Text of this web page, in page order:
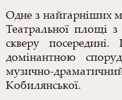
Одне з найгарніших
Театральної площі
скверу
домінантною
музично-
Кобилянської.